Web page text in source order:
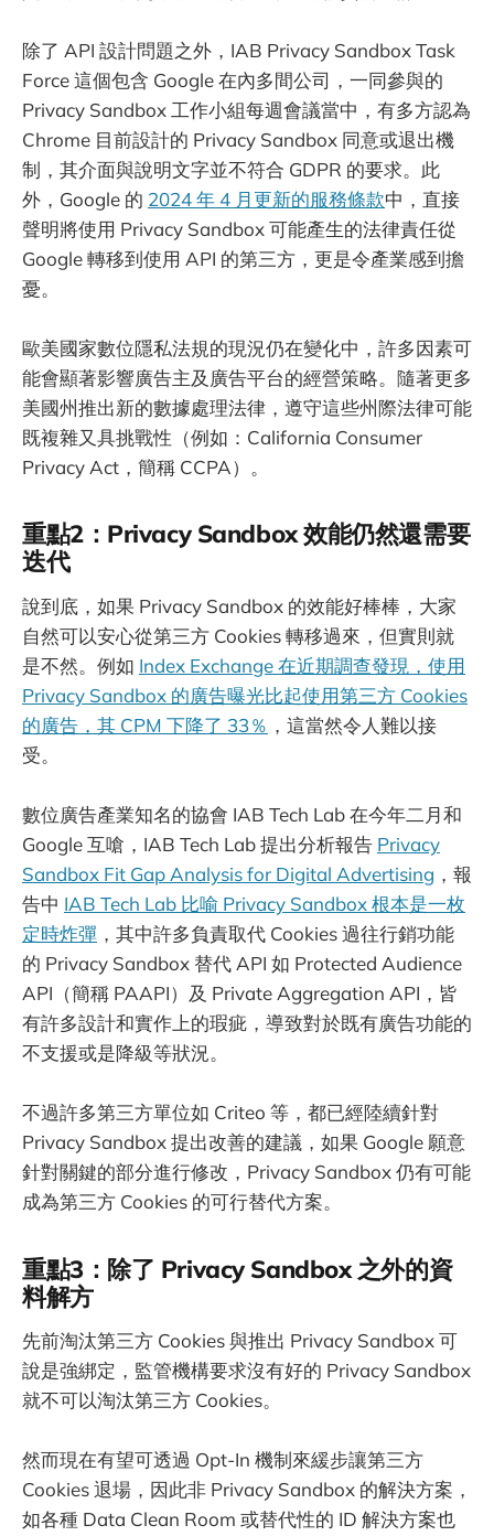
除了 API 設計問題之外，IAB Privacy Sandbox Task
Force 這個包含 Google 在內多間公司，一同參與的
Privacy Sandbox 工作小組每週會議當中，有多方認為
Chrome 目前設計的 Privacy Sandbox 同意或退出機
制，其介面與說明文字並不符合 GDPR 的要求。此
外，Google 的 2024 年 4 月更新的服務條款中，直接
聲明將使用 Privacy Sandbox 可能產生的法律責任從
Google 轉移到使用 API 的第三方，更是令產業感到擔
憂。
歐美國家數位隱私法規的現況仍在變化中，許多因素可
能會顯著影響廣告主及廣告平台的經營策略。隨著更多
美國州推出新的數據處理法律，遵守這些州際法律可能
既複雜又具挑戰性（例如：California Consumer
Privacy Act，簡稱 CCPA）。
重點2：Privacy Sandbox 效能仍然還需要
迭代
說到底，如果 Privacy Sandbox 的效能好棒棒，大家
自然可以安心從第三方 Cookies 轉移過來，但實則就
是不然。例如 Index Exchange 在近期調查發現，使用
Privacy Sandbox 的廣告曝光比起使用第三方 Cookies
的廣告，其 CPM 下降了 33％ ，這當然令人難以接
受。
數位廣告產業知名的協會 IAB Tech Lab 在今年二月和
Google 互嗆，IAB Tech Lab 提出分析報告 Privacy
Sandbox Fit Gap Analysis for Digital Advertising ，報
告中 IAB Tech Lab 比喻 Privacy Sandbox 根本是一枚
定時炸彈 ，其中許多負責取代 Cookies 過往行銷功能
的 Privacy Sandbox 替代 API 如 Protected Audience
API（簡稱 PAAPI）及 Private Aggregation API，皆
有許多設計和實作上的瑕疵，導致對於既有廣告功能的
不支援或是降級等狀況。
不過許多第三方單位如 Criteo 等，都已經陸續針對
Privacy Sandbox 提出改善的建議，如果 Google 願意
針對關鍵的部分進行修改，Privacy Sandbox 仍有可能
成為第三方 Cookies 的可行替代方案。
重點3：除了 Privacy Sandbox 之外的資
料解方
先前淘汰第三方 Cookies 與推出 Privacy Sandbox 可
說是強綁定，監管機構要求沒有好的 Privacy Sandbox
就不可以淘汰第三方 Cookies。
然而現在有望可透過 Opt-In 機制來緩步讓第三方
Cookies 退場，因此非 Privacy Sandbox 的解決方案，
如各種 Data Clean Room 或替代性的 ID 解決方案也